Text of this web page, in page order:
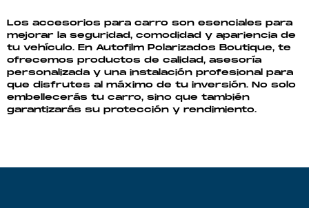
Los accesorios para carro son esenciales para
mejorar la seguridad, comodidad y apariencia de
tu vehículo. En Autofilm Polarizados Boutique, te
ofrecemos productos de calidad, asesoría
personalizada y una instalación profesional para
que disfrutes al máximo de tu inversión. No solo
embellecerás tu carro, sino que también
garantizarás su protección y rendimiento.